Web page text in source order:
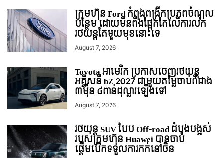
ក្រុមហ៊ុន Ford កំពុងពង្រីកប្រភពចំណូល
បន្ថែម ដោយមិនពឹងផ្អែកតែលើការលក់
រថយន្ដតែមួយមុខនោះទេ
August 7, 2026
Toyota អាមេរិក ប្រកាសចេញរថយន្ត
អគ្គិសនី bZ 2027 ជាមួយតម្លៃចាប់ពីជាង
៣ម៉ឺន ៤ពាន់ដុល្លារឡើងទៅ
August 7, 2026
រថយន្ត SUV បែប Off-road ដំបូងបង្អស់
របស់ក្រុមហ៊ុន Huawei បានចាប់
ផ្តើមបើកទទួលការកក់នៅចិន